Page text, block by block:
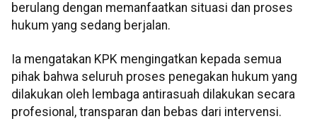
berulang dengan memanfaatkan situasi dan proses
hukum yang sedang berjalan.
Ia mengatakan KPK mengingatkan kepada semua
pihak bahwa seluruh proses penegakan hukum yang
dilakukan oleh lembaga antirasuah dilakukan secara
profesional, transparan dan bebas dari intervensi.